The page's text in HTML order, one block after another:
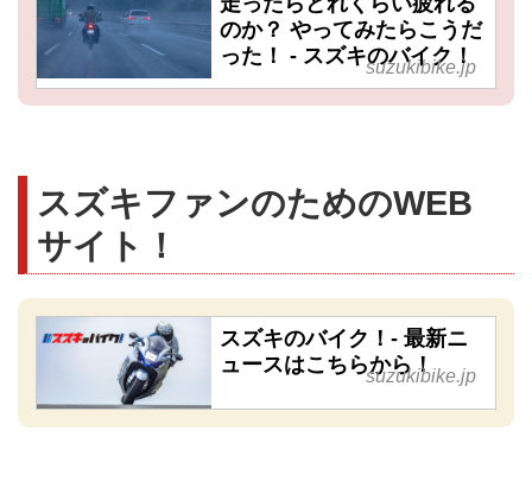
のか？ やってみたらこうだ
った！ - スズキのバイク！
suzukibike.jp
スズキファンのためのWEB
サイト！
スズキのバイク！- 最新ニ
ュースはこちらから！
suzukibike.jp